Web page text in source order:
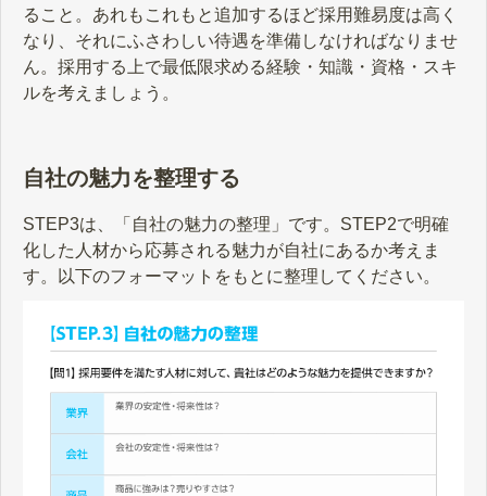
ること。あれもこれもと追加するほど採用難易度は高く
なり、それにふさわしい待遇を準備しなければなりませ
ん。採用する上で最低限求める経験・知識・資格・スキ
ルを考えましょう。
自社の魅力を整理する
STEP3は、「自社の魅力の整理」です。STEP2で明確
化した人材から応募される魅力が自社にあるか考えま
す。以下のフォーマットをもとに整理してください。